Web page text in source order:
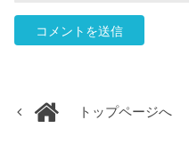
トップページへ